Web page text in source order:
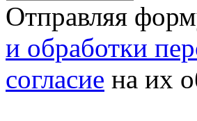
Отправляя
и обработки
согласие на их